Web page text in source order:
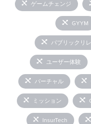
ゲームチェンジ
GYYM
パブリックリ
ユーザー体験
バーチャル
ミッション
InsurTech